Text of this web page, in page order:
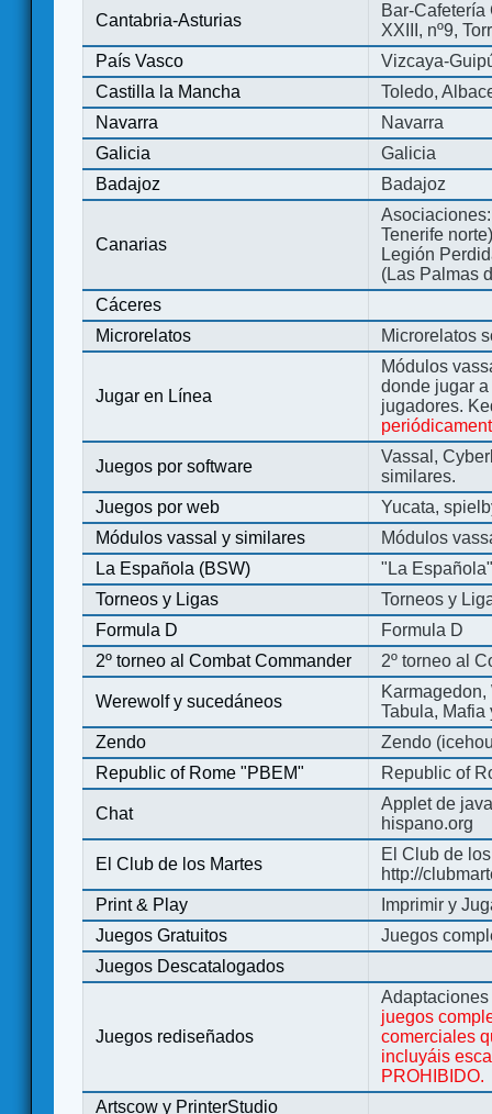
Cantabria-Asturias
Bar-
XXIII, nº9,
País Vasco
Vizcaya-
Castilla la Mancha
Toledo,
Navarra
Navarra
Galicia
Galicia
Badajoz
Badajoz
Canarias
Tenerife
Legión
(Las Palmas
Cáceres
Microrelatos
Microrelatos
Jugar en Línea
Módulos
donde jugar
jugadores.
Juegos por software
Vassal,
similares.
Juegos por web
Yucata,
Módulos vassal y similares
Módulos
La Española (BSW)
"La
Torneos y Ligas
Torneos y
Formula D
Formula D
2º torneo al Combat Commander
2º torneo al
Werewolf y sucedáneos
Tabula, Mafia
Zendo
Zendo
Republic of Rome "PBEM"
Republic of
Chat
Applet de
hispano.org
El Club de los Martes
El Club de
http://
Print & Play
Imprimir y
Juegos Gratuitos
Juegos
Juegos Descatalogados
Juegos rediseñados
juegos
comerciales
incluyáis
PROHIBIDO.
Artscow y PrinterStudio